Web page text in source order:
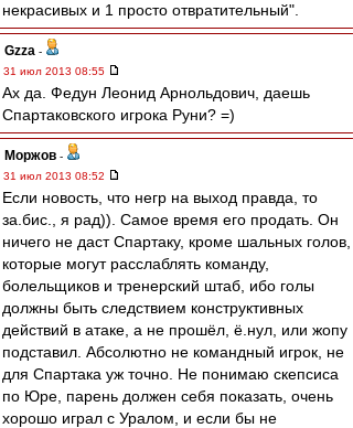
некрасивых и 1 просто отвратительный".
Gzza -
31 июл 2013 08:55
Ах да. Федун Леонид Арнольдович, даешь
Спартаковского игрока Руни? =)
Моржов -
31 июл 2013 08:52
Если новость, что негр на выход правда, то
за.бис., я рад)). Самое время его продать. Он
ничего не даст Спартаку, кроме шальных голов,
которые могут расслаблять команду,
болельщиков и тренерский штаб, ибо голы
должны быть следствием конструктивных
действий в атаке, а не прошёл, ё.нул, или жопу
подставил. Абсолютно не командный игрок, не
для Спартака уж точно. Не понимаю скепсиса
по Юре, парень должен себя показать, очень
хорошо играл с Уралом, и если бы не